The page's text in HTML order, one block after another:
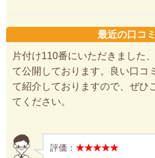
最近の口コ
片付け110番にいただきました
て公開しております。良い口コ
て紹介しておりますので、ぜひ
てください。
評価： ★★★★★